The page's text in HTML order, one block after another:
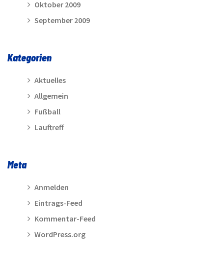
Oktober 2009
September 2009
Kategorien
Aktuelles
Allgemein
Fußball
Lauftreff
Meta
Anmelden
Eintrags-Feed
Kommentar-Feed
WordPress.org